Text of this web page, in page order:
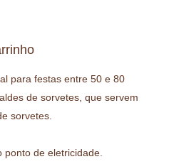
para festas entre 50 e 80
de sorvetes, que servem
sorvetes.
de eletricidade.